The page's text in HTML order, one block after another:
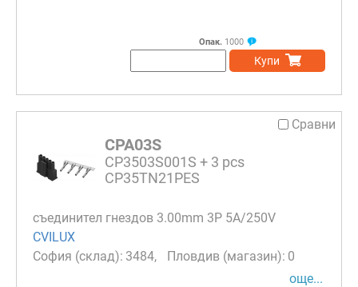
Опак. 1000
Купи
Сравни
CPA03S
CP3503S001S + 3 pcs
CP35TN21PES
съединител гнездов 3.00mm 3P 5A/250V
CVILUX
3484
0
още...